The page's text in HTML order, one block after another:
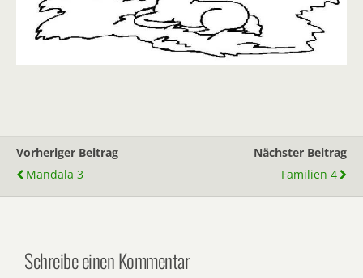
Vorheriger Beitrag
Mandala 3
Nächster Beitrag
Familien 4
Schreibe einen Kommentar